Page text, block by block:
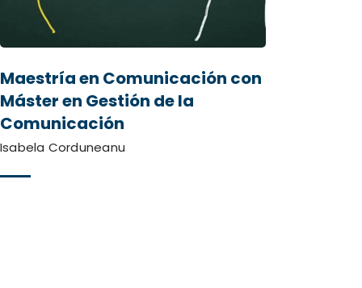
Maestría en Comunicación con
Máster en Gestión de la
Comunicación
Isabela Corduneanu